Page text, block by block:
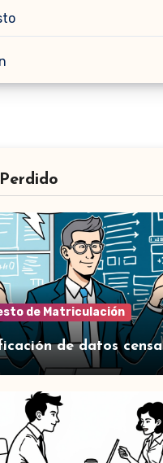
de Matriculación
de datos